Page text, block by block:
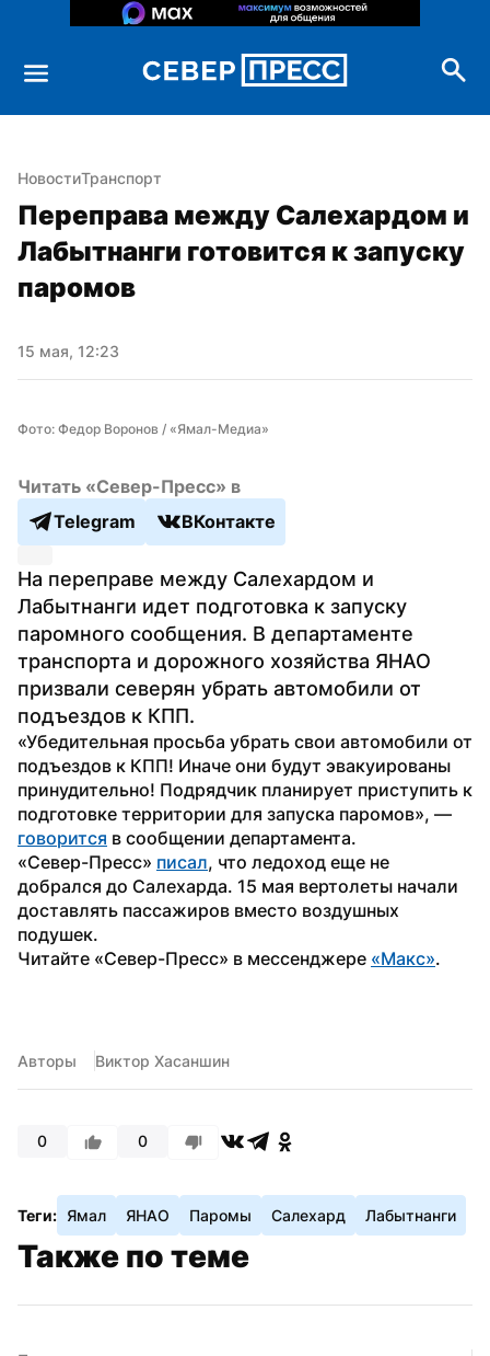
НовостиТранспорт
Переправа между Салехардом и
Лабытнанги готовится к запуску
паромов
15 мая, 12:23
Фото: Федор Воронов / «Ямал-Медиа»
Читать «Север-Пресс» в
Telegram
ВКонтакте
На переправе между Салехардом и
Лабытнанги идет подготовка к запуску
паромного сообщения. В департаменте
транспорта и дорожного хозяйства ЯНАО
призвали северян убрать автомобили от
подъездов к КПП.
«Убедительная просьба убрать свои автомобили от
подъездов к КПП! Иначе они будут эвакуированы
принудительно! Подрядчик планирует приступить к
говорится в сообщении департамента.
«Север-Пресс» писал, что ледоход еще не
добрался до Салехарда. 15 мая вертолеты начали
доставлять пассажиров вместо воздушных
подушек.
Читайте «Север-Пресс» в мессенджере «Макс».
Авторы Виктор Хасаншин
0 0
Теги: Ямал ЯНАО Паромы Салехард Лабытнанги
Также по теме